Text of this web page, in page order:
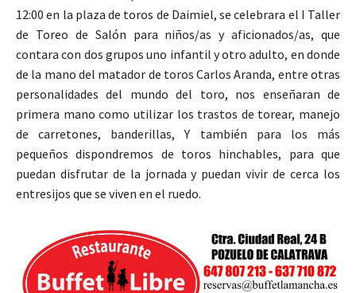
12:00 en la plaza de toros de Daimiel, se celebrara el I Taller
de Toreo de Salón para niños/as y aficionados/as, que
contara con dos grupos uno infantil y otro adulto, en donde
de la mano del matador de toros Carlos Aranda, entre otras
personalidades del mundo del toro, nos enseñaran de
primera mano como utilizar los trastos de torear, manejo
de carretones, banderillas, Y también para los más
pequeños dispondremos de toros hinchables, para que
puedan disfrutar de la jornada y puedan vivir de cerca los
entresijos que se viven en el ruedo.